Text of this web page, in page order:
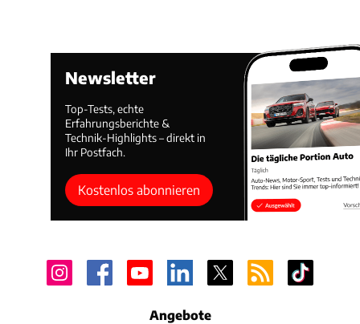
Newsletter
Top-Tests, echte
Erfahrungsberichte &
Technik-Highlights – direkt in
Ihr Postfach.
Kostenlos abonnieren
Angebote